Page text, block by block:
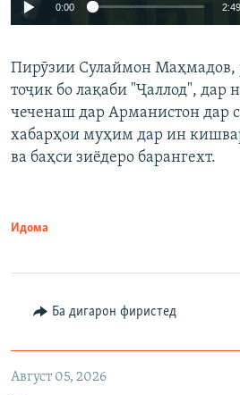
Auto 240p 360p
720p 1080p
0:00 2:49
Пирӯзии Сулаймон Маҳмадов,
тоҷик бо лақаби "Ҷаллод", дар
чеченаш дар Арманистон дар
хабарҳои муҳим дар ин
ва баҳси зиёдеро барангехт.
Идома
Ба дигарон фиристед
Август 05, 2026